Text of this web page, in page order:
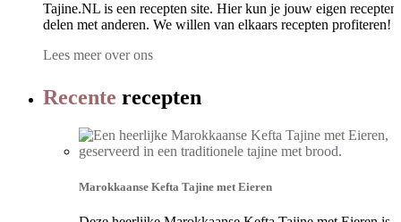
Tajine.NL is een recepten site. Hier kun je jouw eigen recepten
delen met anderen. We willen van elkaars recepten profiteren!
Lees meer over ons
Recente recepten
Marokkaanse Kefta Tajine met Eieren